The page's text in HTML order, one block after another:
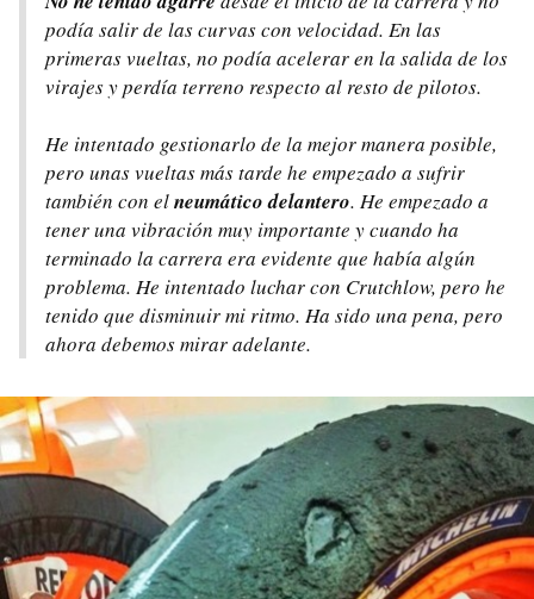
podía salir de las curvas con velocidad. En las
primeras vueltas, no podía acelerar en la salida de los
virajes y perdía terreno respecto al resto de pilotos.
He intentado gestionarlo de la mejor manera posible,
pero unas vueltas más tarde he empezado a sufrir
también con elneumático delantero. He empezado a
tener una vibración muy importante y cuando ha
terminado la carrera era evidente que había algún
problema. He intentado luchar con Crutchlow, pero he
tenido que disminuir mi ritmo. Ha sido una pena, pero
ahora debemos mirar adelante.